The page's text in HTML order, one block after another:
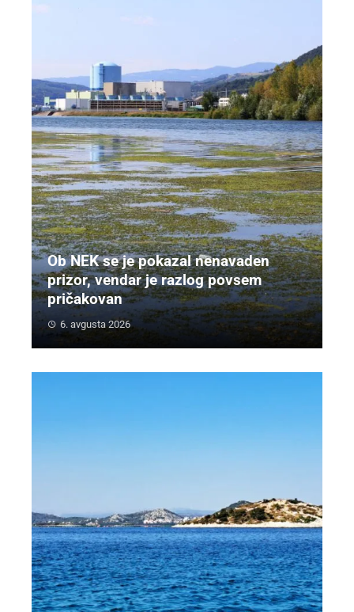
Ob NEK se je pokazal nenavaden
prizor, vendar je razlog povsem
pričakovan
6. avgusta 2026